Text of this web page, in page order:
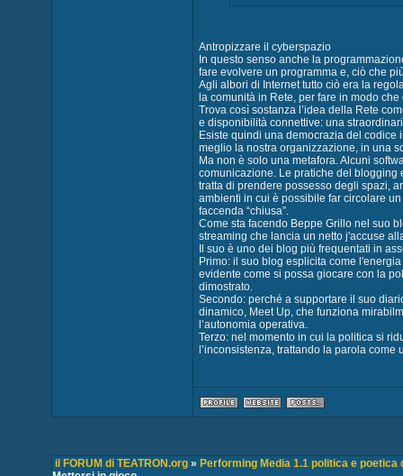
Antropizzare il cyberspazio
In questo senso anche la
fare evolvere un programma e, ciò che
Agli albori di Internet tutto ciò era la
la comunità in Rete, per fare in modo
Trova così sostanza l’idea della Rete
e disponibilità connettive: una
Esiste quindi una democrazia del
meglio la nostra organizzazione, in una
Ma non è solo una metafora. Alcuni
comunicazione. Le pratiche del blogging
tratta di prendere possesso degli spazi,
ambienti in cui è possibile far circolare
faccenda “chiusa”.
Come sta facendo Beppe Grillo nel suo
streaming che lancia un netto j'accuse
Il suo è uno dei blog più frequentati in
Primo: il suo blog esplicita come
evidente come si possa giocare con la
dimostrato.
Secondo: perché a supportare il suo
dinamico, Meet Up, che funziona
l’autonomia operativa.
Terzo: nel momento in cui la politica si
l’inconsistenza, trattando la parola
il FORUM di TEATRON.org» Performing Media 1.1 politica e poetica